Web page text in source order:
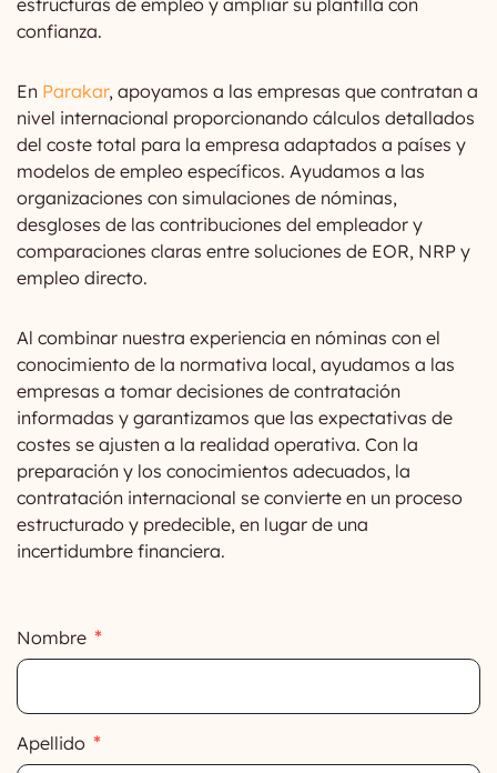
estructuras de empleo y ampliar su plantilla con
confianza.
En Parakar, apoyamos a las empresas que contratan a
nivel internacional proporcionando cálculos detallados
del coste total para la empresa adaptados a países y
modelos de empleo específicos. Ayudamos a las
organizaciones con simulaciones de nóminas,
desgloses de las contribuciones del empleador y
comparaciones claras entre soluciones de EOR, NRP y
empleo directo.
Al combinar nuestra experiencia en nóminas con el
conocimiento de la normativa local, ayudamos a las
empresas a tomar decisiones de contratación
informadas y garantizamos que las expectativas de
costes se ajusten a la realidad operativa. Con la
preparación y los conocimientos adecuados, la
contratación internacional se convierte en un proceso
estructurado y predecible, en lugar de una
incertidumbre financiera.
Nombre
Apellido